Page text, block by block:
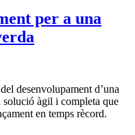
per a una
desenvolupament d’una
àgil i completa que
en temps rècord.